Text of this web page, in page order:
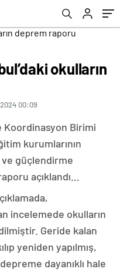
okulların
00:09
Birimi
kurumlarının
ve güçlendirme
açıklandı…
incelemede okulların
Geride kalan
yeniden yapılmış,
dayanıklı hale